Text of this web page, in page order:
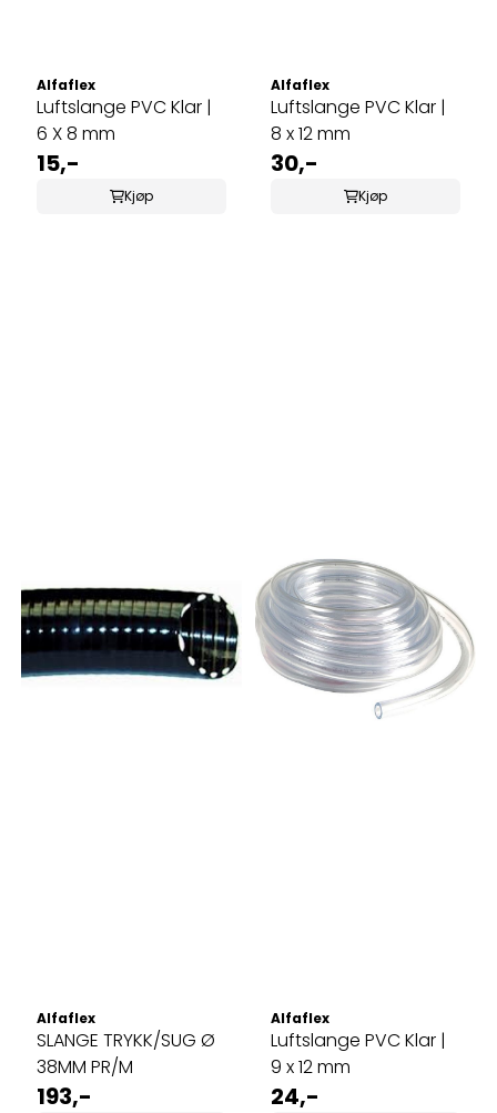
Alfaflex
Luftslange PVC Klar |
6 X 8 mm
15,-
Kjøp
Alfaflex
Luftslange PVC Klar |
8 x 12 mm
30,-
Kjøp
Alfaflex
SLANGE TRYKK/SUG Ø
38MM PR/M
193,-
Alfaflex
Luftslange PVC Klar |
9 x 12 mm
24,-